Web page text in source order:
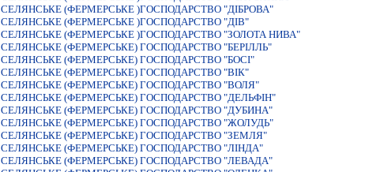
СЕЛЯНСЬКЕ (ФЕРМЕРСЬКЕ )ГОСПОДАРСТВО "ДIБРОВА"
СЕЛЯНСЬКЕ (ФЕРМЕРСЬКЕ )ГОСПОДАРСТВО "ДIВ"
СЕЛЯНСЬКЕ (ФЕРМЕРСЬКЕ )ГОСПОДАРСТВО "ЗОЛОТА НИВА"
СЕЛЯНСЬКЕ (ФЕРМЕРСЬКЕ) ГОСПОДАРСТВО "БЕРIЛЛЬ"
СЕЛЯНСЬКЕ (ФЕРМЕРСЬКЕ) ГОСПОДАРСТВО "БОСI"
СЕЛЯНСЬКЕ (ФЕРМЕРСЬКЕ) ГОСПОДАРСТВО "ВIК"
СЕЛЯНСЬКЕ (ФЕРМЕРСЬКЕ) ГОСПОДАРСТВО "ВОЛЯ"
СЕЛЯНСЬКЕ (ФЕРМЕРСЬКЕ) ГОСПОДАРСТВО "ДЕЛЬФIН"
СЕЛЯНСЬКЕ (ФЕРМЕРСЬКЕ) ГОСПОДАРСТВО "ДУБИНА"
СЕЛЯНСЬКЕ (ФЕРМЕРСЬКЕ) ГОСПОДАРСТВО "ЖОЛУДЬ"
СЕЛЯНСЬКЕ (ФЕРМЕРСЬКЕ) ГОСПОДАРСТВО "ЗЕМЛЯ"
СЕЛЯНСЬКЕ (ФЕРМЕРСЬКЕ) ГОСПОДАРСТВО "ЛIНДА"
СЕЛЯНСЬКЕ (ФЕРМЕРСЬКЕ) ГОСПОДАРСТВО "ЛЕВАДА"